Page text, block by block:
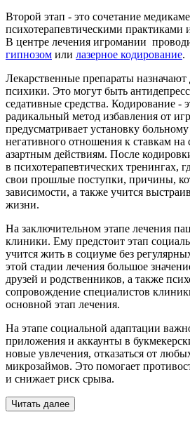
Второй этап - это сочетание
психотерапевтическими практиками
В центре лечения игромании
гипнозом или лазерное кодирование.
Лекарственные препараты назначают
психики. Это могут быть
седативные средства. Кодирование -
радикальный метод избавления от
предусматривает установку
негативного отношения к ставкам на
азартным действиям. После
в психотерапевтических тренингах,
свои прошлые поступки, причины,
зависимости, а также учится
жизни.
На заключительном этапе лечения
клиники. Ему предстоит этап
учится жить в социуме без
этой стадии лечения большое
друзей и родственников, а также
сопровождение специалистов
основной этап лечения.
На этапе социальной адаптации
приложения и аккаунты в
новые увлечения, отказаться от
микрозаймов. Это помогает
и снижает риск срыва.
Читать далее